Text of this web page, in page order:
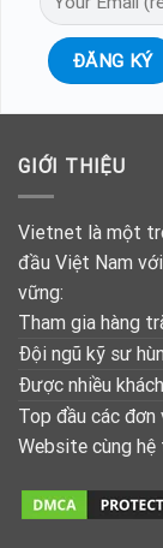
GIỚI THIỆU
Vietnet là một
đầu Việt Nam
vững:
Tham gia hàng
Đội ngũ kỹ sư
Được nhiều
Top đầu các
Website cùng hệ